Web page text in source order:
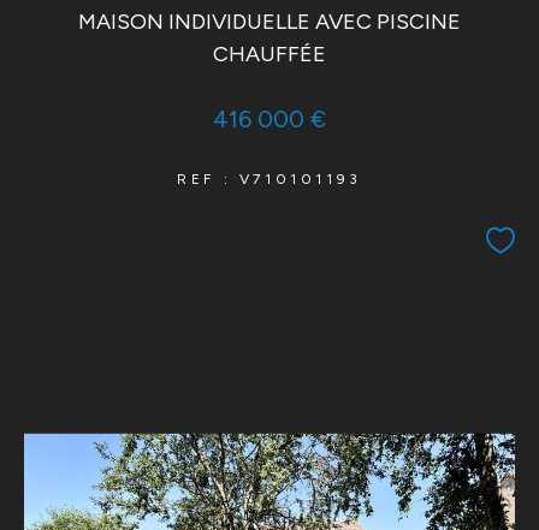
MAISON INDIVIDUELLE AVEC PISCINE
CHAUFFÉE
416 000 €
REF : V710101193